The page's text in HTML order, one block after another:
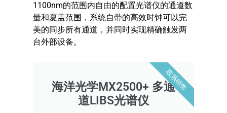
1100nm的范围内自由的配置光谱仪的通道数
量和夏盖范围，系统自带的高效时钟可以完
美的同步所有通道，并同时实现精确触发两
台外部设备。
海洋光学MX2500+ 多通
道LIBS光谱仪
联系销售